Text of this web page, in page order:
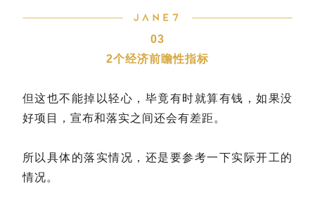
03
2个经济前瞻性指标
但这也不能掉以轻心，毕竟有时就算有钱，如果没
好项目，宣布和落实之间还会有差距。
所以具体的落实情况，还是要参考一下实际开工的
情况。